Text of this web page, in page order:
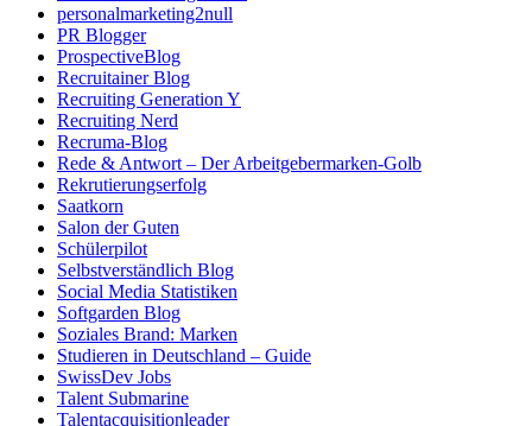
personalmarketing2null
PR Blogger
ProspectiveBlog
Recruitainer Blog
Recruiting Generation Y
Recruiting Nerd
Recruma-Blog
Rede & Antwort – Der Arbeitgebermarken-Golb
Rekrutierungserfolg
Saatkorn
Salon der Guten
Schülerpilot
Selbstverständlich Blog
Social Media Statistiken
Softgarden Blog
Soziales Brand: Marken
Studieren in Deutschland – Guide
SwissDev Jobs
Talent Submarine
Talentacquisitionleader